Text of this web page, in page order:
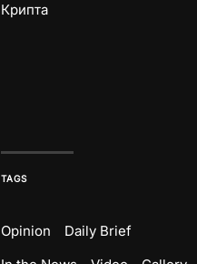
Крипта
TAGS
Opinion
Daily Brief